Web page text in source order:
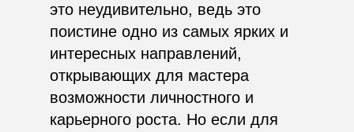
это неудивительно, ведь это
поистине одно из самых ярких и
интересных направлений,
открывающих для мастера
возможности личностного и
карьерного роста. Но если для